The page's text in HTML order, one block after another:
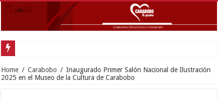
Home / Carabobo / Inaugurado Primer Salón Nacional de Ilustración
2025 en el Museo de la Cultura de Carabobo